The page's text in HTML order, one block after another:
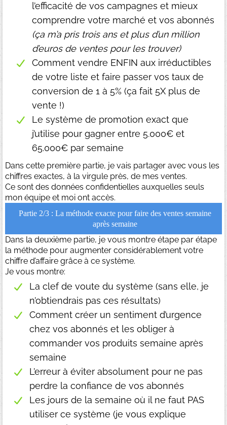
l’efficacité de vos campagnes et mieux
comprendre votre marché et vos abonnés
(ça m’a pris trois ans et plus d’un million
d’euros de ventes pour les trouver)
Comment vendre ENFIN aux irréductibles
de votre liste et faire passer vos taux de
conversion de 1 à 5% (ça fait 5X plus de
vente !)
Le système de promotion exact que
j’utilise pour gagner entre 5.000€ et
65.000€ par semaine
Dans cette première partie, je vais partager avec vous les
chiffres exactes, à la virgule près, de mes ventes.
Ce sont des données confidentielles auxquelles seuls
mon équipe et moi ont accès.
Partie 2/3 : La méthode exacte pour faire des ventes semaine
après semaine
Dans la deuxième partie, je vous montre étape par étape
la méthode pour augmenter considérablement votre
chiffre d’affaire grâce à ce système.
Je vous montre:
La clef de voute du système (sans elle, je
n’obtiendrais pas ces résultats)
Comment créer un sentiment d’urgence
chez vos abonnés et les obliger à
commander vos produits semaine après
semaine
L’erreur à éviter absolument pour ne pas
perdre la confiance de vos abonnés
Les jours de la semaine où il ne faut PAS
utiliser ce système (je vous explique